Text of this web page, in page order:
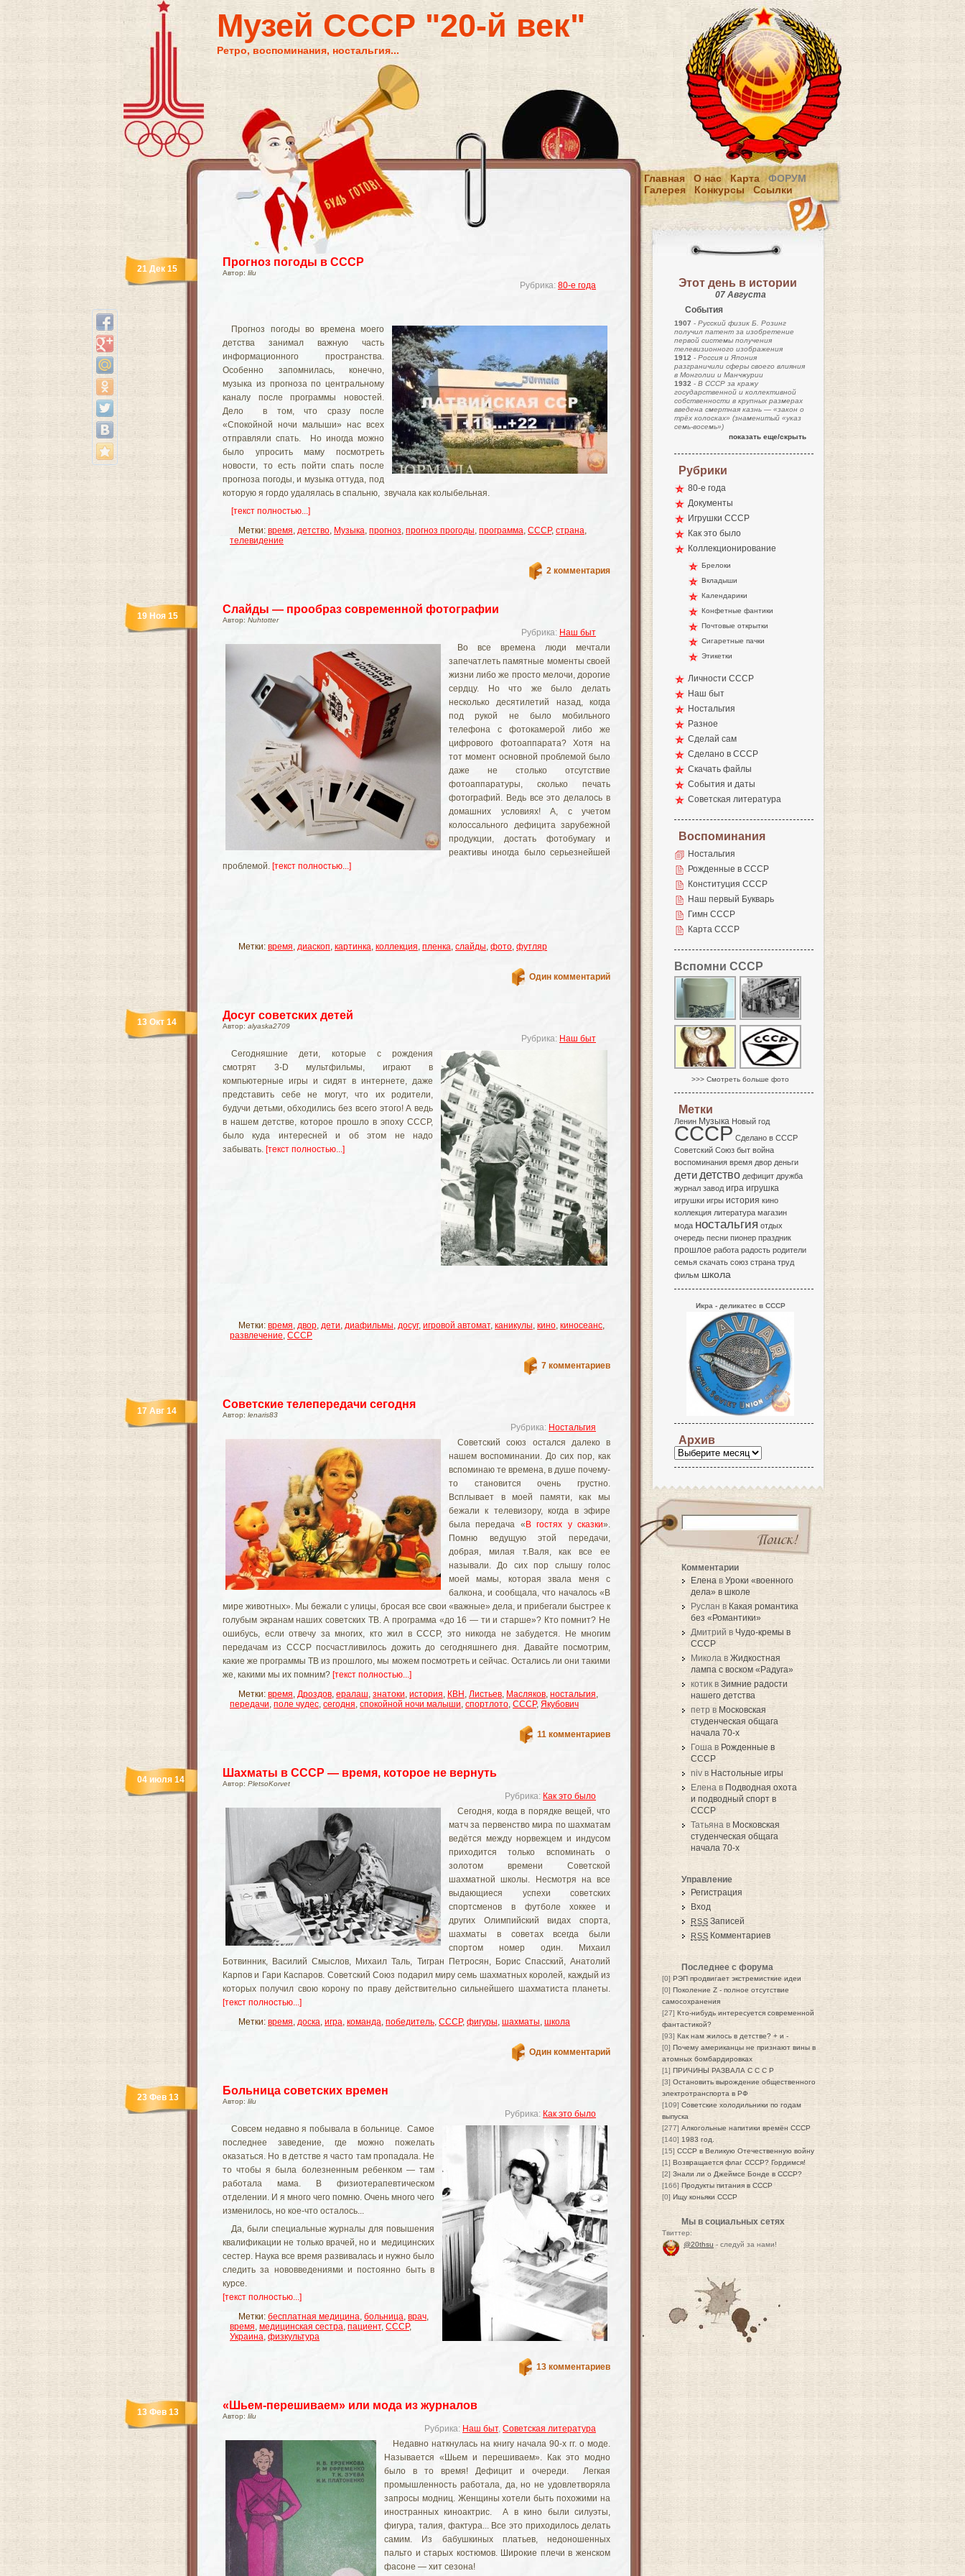
Музей СССР "20-й век"
Ретро, воспоминания, ностальгия...
Главная О нас Карта
ФОРУМ
Галерея
Конкурсы Ссылки
Прогноз погоды в СССР
Автор: lilu
Рубрика: 80-е года
21 Дек 15
Прогноз погоды во времена моего
детства занимал важную часть
информационного пространства.
Особенно запомнилась, конечно,
музыка из прогноза по центральному
каналу после программы новостей.
Дело в том, что сразу после
«Спокойной ночи малыши» нас всех
отправляли спать. Но иногда можно
было упросить маму посмотреть
новости, то есть пойти спать после
прогноза погоды, и музыка оттуда, под
которую я гордо удалялась в спальню, звучала как колыбельная.
[текст полностью...]
Метки: время, детство, Музыка, прогноз, прогноз прогоды, программа, СССР, страна,
телевидение
2 комментария
Слайды — прообраз современной фотографии
Автор: Nuhtotter
Рубрика: Наш быт
19 Ноя 15
Во все времена люди мечтали
запечатлеть памятные моменты своей
жизни либо же просто мелочи, дорогие
сердцу. Но что же было делать
несколько десятилетий назад, когда
под рукой не было мобильного
телефона с фотокамерой либо же
цифрового фотоаппарата? Хотя на
тот момент основной проблемой было
даже не столько отсутствие
фотоаппаратуры, сколько печать
фотографий. Ведь все это делалось в
домашних условиях! А, с учетом
колоссального дефицита зарубежной
продукции, достать фотобумагу и
реактивы иногда было серьезнейшей
проблемой. [текст полностью...]
Метки: время, диаскоп, картинка, коллекция, пленка, слайды, фото, футляр
Один комментарий
Досуг советских детей
Автор: alyaska2709
Рубрика: Наш быт
13 Окт 14
Сегодняшние дети, которые с рождения
смотрят 3-D мультфильмы, играют в
компьютерные игры и сидят в интернете, даже
представить себе не могут, что их родители,
будучи детьми, обходились без всего этого! А ведь
в нашем детстве, которое прошло в эпоху СССР,
было куда интересней и об этом не надо
забывать. [текст полностью...]
Метки: время, двор, дети, диафильмы, досуг, игровой автомат, каникулы, кино, киносеанс,
развлечение, СССР
7 комментариев
Советские телепередачи сегодня
Автор: lenaris83
Рубрика: Ностальгия
17 Авг 14
Советский союз остался далеко в
нашем воспоминании. До сих пор, как
вспоминаю те времена, в душе почему-
то становится очень грустно.
Всплывает в моей памяти, как мы
бежали к телевизору, когда в эфире
была передача « В гостях у сказки».
Помню ведущую этой передачи,
добрая, милая т.Валя, как все ее
называли. До сих пор слышу голос
моей мамы, которая звала меня с
балкона, и сообщала, что началось «В
мире животных». Мы бежали с улицы, бросая все свои «важные» дела, и прибегали быстрее к
голубым экранам наших советских ТВ. А программа «до 16 — ти и старше»? Кто помнит? Не
ошибусь, если отвечу за многих, кто жил в СССР, это никогда не забудется. Не многим
передачам из СССР посчастливилось дожить до сегодняшнего дня. Давайте посмотрим,
какие же программы ТВ из прошлого, мы можем посмотреть и сейчас. Остались ли они такими
же, какими мы их помним? [текст полностью...]
Метки: время, Дроздов, ералаш, знатоки, история, КВН , Листьев, Масляков, ностальгия,
передачи, поле чудес, сегодня, спокойной ночи малыши, спортлото, СССР, Якубович
11 комментариев
Шахматы в СССР — время, которое не вернуть
Автор: PletsoKorvet
Рубрика: Как это было
04 июля 14
Сегодня, когда в порядке вещей, что
матч за первенство мира по шахматам
ведётся между норвежцем и индусом
приходится только вспоминать о
золотом времени Советской
шахматной школы. Несмотря на все
выдающиеся успехи советских
спортсменов в футболе хоккее и
других Олимпийский видах спорта,
шахматы в советах всегда были
спортом номер один. Михаил
Ботвинник, Василий Смыслов, Михаил Таль, Тигран Петросян, Борис Спасский, Анатолий
Карпов и Гари Каспаров. Советский Союз подарил миру семь шахматных королей, каждый из
которых получил свою корону по праву действительно сильнейшего шахматиста планеты.
[текст полностью...]
Метки: время, доска, игра, команда, победитель, СССР, фигуры, шахматы, школа
Один комментарий
Больница советских времен
Автор: lilu
Рубрика: Как это было
23 Фев 13
Совсем недавно я побывала в больнице. Самое
последнее заведение, где можно пожелать
оказаться. Но в детстве я часто там пропадала. Не
то чтобы я была болезненным ребенком — там
работала мама. В физиотерапевтическом
отделении. И я много чего помню. Очень много чего
изменилось, но кое-что осталось...
Да, были специальные журналы для повышения
квалификации не только врачей, но и медицинских
сестер. Наука все время развивалась и нужно было
следить за нововведениями и постоянно быть в
курсе.
[текст полностью...]
Метки: бесплатная медицина, больница, врач,
время, медицинская сестра, пациент, СССР,
Украина, физкультура
13 комментариев
«Шьем-перешиваем» или мода из журналов
Автор: lilu
Рубрика: Наш быт, Советская литература
13 Фев 13
Недавно наткнулась на книгу начала 90-х гг. о моде.
Называется «Шьем и перешиваем». Как это модно
было в то время! Дефицит и очереди. Легкая
промышленность работала, да, но не удовлетворяла
запросы модниц. Женщины хотели быть похожими на
иностранных киноактрис. А в кино были силуэты,
фигура, талия, фактура... Все это приходилось делать
самим. Из бабушкиных платьев, недоношенных
пальто и старых костюмов. Широкие плечи в женском
фасоне — хит сезона!
Этот день в истории
07 Августа
События
1907 - Русский физик Б. Розинг
получил патент за изобретение
первой системы получения
телевизионного изображения
1912 - Россия и Япония
разграничили сферы своего влияния
в Монголии и Манчжурии
1932 - В СССР за кражу
государственной и коллективной
собственности в крупных размерах
введена смертная казнь — «закон о
трёх колосках» (знаменитый «указ
семь-восемь»)
показать еще/скрыть
Рубрики
80-е года
Документы
Игрушки СССР
Как это было
Коллекционирование
Брелоки
Вкладыши
Календарики
Конфетные фантики
Почтовые открытки
Сигаретные пачки
Этикетки
Личности СССР
Наш быт
Ностальгия
Разное
Сделай сам
Сделано в СССР
Скачать файлы
События и даты
Советская литература
Воспоминания
Ностальгия
Рожденные в СССР
Конституция СССР
Наш первый Букварь
Гимн СССР
Карта СССР
Вспомни СССР
>>> Смотреть больше фото
Метки
Ленин Музыка Новый год
СССР Сделано в СССР
Советский Союз быт война
воспоминания время двор деньги
дети детство дефицит дружба
журнал завод игра игрушка
игрушки игры история кино
коллекция литература магазин
мода ностальгия отдых
очередь песни пионер праздник
прошлое работа радость родители
семья скачать союз страна труд
фильм школа
Икра - деликатес в СССР
Архив
Комментарии
Елена в Уроки «военного
дела» в школе
Руслан в Какая романтика
без «Романтики»
Дмитрий в Чудо-кремы в
СССР
Микола в Жидкостная
лампа с воском «Радуга»
котик в Зимние радости
нашего детства
петр в Московская
студенческая общага
начала 70-х
Гоша в Рожденные в
СССР
niv в Настольные игры
Елена в Подводная охота
и подводный спорт в
СССР
Татьяна в Московская
студенческая общага
начала 70-х
Управление
Регистрация
Вход
RSS Записей
RSS Комментариев
Последнее с форума
[0] РЭП продвигает экстремисткие идеи
[0] Поколение Z - полное отсутствие
самосохранения
[27] Кто-нибудь интересуется современной
фантастикой?
[93] Как нам жилось в детстве? + и -
[0] Почему американцы не признают вины в
атомных бомбардировках
[1] ПРИЧИНЫ РАЗВАЛА С С С Р
[3] Остановить вырождение общественного
электротранспорта в РФ
[109]Советские холодильники по годам
выпуска
[277] Алкогольные напитики времён СССР
[140] 1983 год.
[15] СССР в Великую Отечественную войну
[1] Возвращается флаг СССР? Гордимся!
[2] Знали ли о Джеймсе Бонде в СССР?
[166] Продукты питания в СССР
[0] Ищу коньяки СССР
Мы в социальных сетях
Твиттер:
@20thsu - следуй за нами!